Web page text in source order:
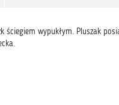
ściegiem wypukłym. Pluszak